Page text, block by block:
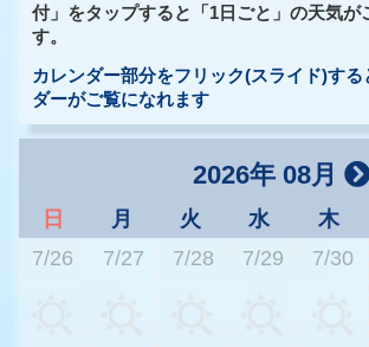
付」をタップすると「1日ごと」の天気が
す。
カレンダー部分をフリック(スライド)する
ダーがご覧になれます
2026年 08月
日 月 火 水 木
7/26
7/27 7/28 7/29 7/30